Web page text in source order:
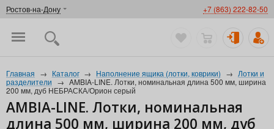
Ростов-на-Дону +7 (863) 222-82-50
Главная → Каталог → Наполнение ящика (лотки, коврики) → Лотки и
разделители → AMBIA-LINE. Лотки, номинальная длина 500 мм, ширина
200 мм, дуб НЕБРАСКА/Орион серый
AMBIA-LINE. Лотки, номинальная
длина 500 мм, ширина 200 мм, дуб